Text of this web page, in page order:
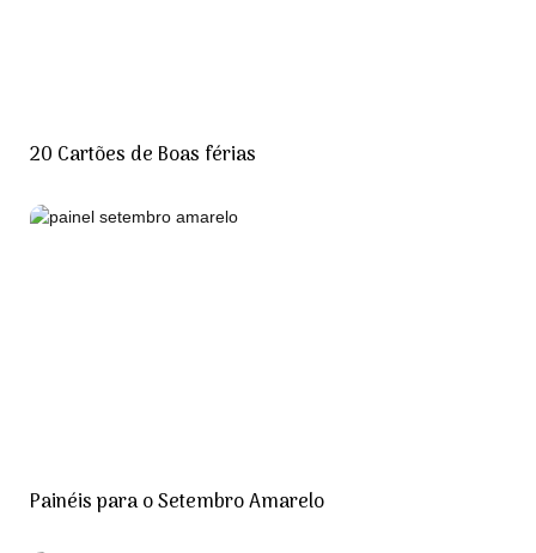
20 Cartões de Boas férias
Painéis para o Setembro Amarelo